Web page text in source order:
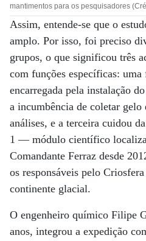
mantimentos para os pesquisadores
Assim, entende-se que o
amplo. Por isso, foi preciso
grupos, o que significou três
com funções específicas:
encarregada pela instalação
a incumbência de coletar gelo
análises, e a terceira cuidou
1 — módulo científico
Comandante Ferraz desde
os responsáveis pelo
continente glacial.
O engenheiro químico Filipe
anos, integrou a expedição